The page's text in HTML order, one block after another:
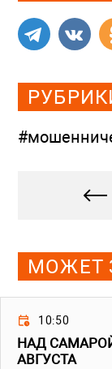
МОЖЕТ
10:50
НАД
АВГУСТА